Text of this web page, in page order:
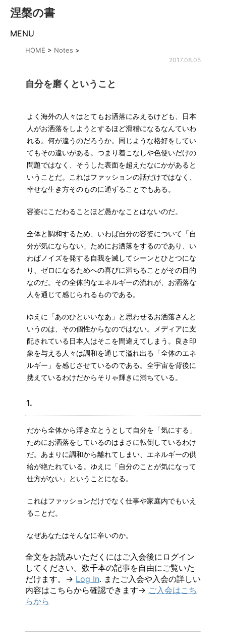
涅槃の書
MENU
HOME > Notes >
2017.08.05
自分を磨くということ
よく海外の人々はとてもお洒落にみえるけども、日本
人がお洒落をしようとするほど滑稽になるなんていわ
れる。何が違うのだろうか。同じような格好をしてい
てもその違いがある。つまり着こなしや色使いだけの
問題ではなく、そうした表面を超えたなにかがあると
いうことだ。これはファッションの話だけではなく、
幸せな生き方そのものに通ずることでもある。
容姿にこだわることほど愚かなことはないのだ。
全体と調和するため、いわば自分の容姿について「自
分が気にならない」ためにお洒落をするのであり、い
わばノイズを発する自我を滅してシーンとひとつにな
り、ゼロになるためへの喜びに満ちることがその目的
なのだ。その全体的なエネルギーの流れが、お洒落な
人を通じて感じられるものである。
ゆえに「あのひといいなあ」と思わせるお洒落さんと
いうのは、その個性からなのではない。メディアに支
配されている日本人はそこを間違えてしまう。良き印
象を与える人々は調和を通じて溢れ出る「全体のエネ
ルギー」を感じさせているのである。全宇宙を背後に
携えているわけだからそりゃ輝きに満ちている。
1.
だから全体から浮き立とうとして自分を「気にする」
ためにお洒落をしているのはまさに転倒しているわけ
だ。あまりに調和から離れてしまい、エネルギーの供
給が絶たれている。ゆえに「自分のことが気になって
仕方がない」ということになる。
これはファッションだけでなく仕事や家庭内でもいえ
ることだ。
なぜあなたはそんなに辛いのか。
全文をお読みいただくにはご入会後にログイン
してください。数千本の記事を自由にご覧いた
だけます。→ Log In. またご入会や入会の詳しい
内容はこちらから確認できます→ ご入会はこち
らから